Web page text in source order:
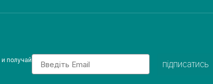
и получайEmail
підписатись